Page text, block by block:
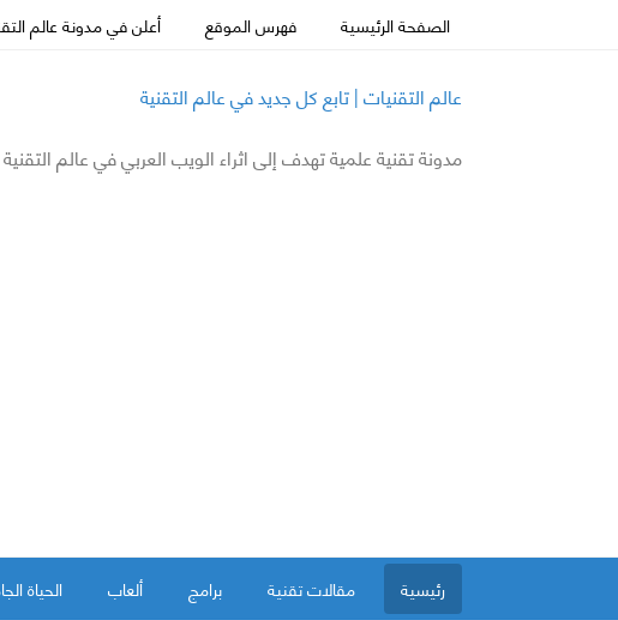
الصفحة الرئيسية فهرس الموقع أعلن في مدونة عالم
عالم التقنيات | تابع كل جديد في عالم التقنية
مدونة تقنية علمية تهدف إلى اثراء الويب العربي في عالم
رئيسية مقالات تقنية برامج ألعاب الحياة